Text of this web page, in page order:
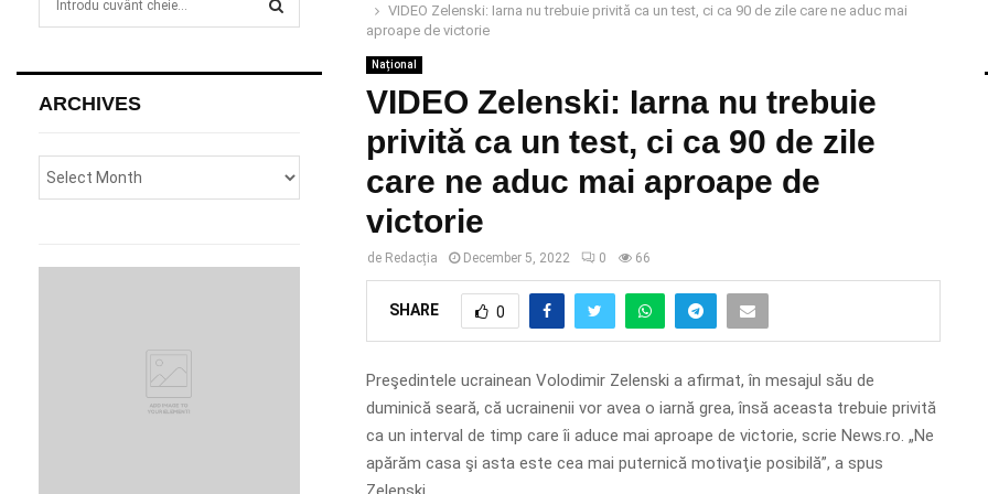
VIDEO Zelenski: Iarna nu trebuie privită ca un test, ci ca 90 de zile care ne aduc mai
aproape de victorie
Național
VIDEO Zelenski: Iarna nu trebuie
privită ca un test, ci ca 90 de zile
care ne aduc mai aproape de
victorie
de Redacția December 5, 2022 0 66
SHARE 0
Preşedintele ucrainean Volodimir Zelenski a afirmat, în mesajul său de
duminică seară, că ucrainenii vor avea o iarnă grea, însă aceasta trebuie privită
ca un interval de timp care îi aduce mai aproape de victorie, scrie News.ro. „Ne
apărăm casa şi asta este cea mai puternică motivaţie posibilă”, a spus
h
o
:
H
ARCHIVES